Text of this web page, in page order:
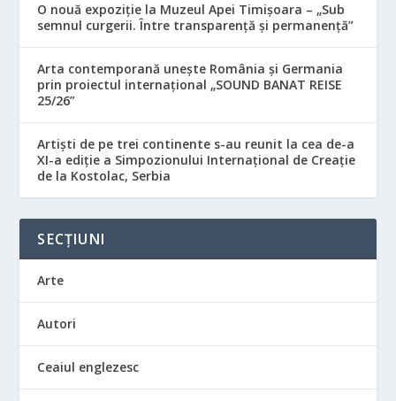
O nouă expoziție la Muzeul Apei Timișoara – „Sub
semnul curgerii. Între transparență și permanență”
Arta contemporană unește România și Germania
prin proiectul internațional „SOUND BANAT REISE
25/26”
Artiști de pe trei continente s-au reunit la cea de-a
XI-a ediție a Simpozionului Internațional de Creație
de la Kostolac, Serbia
SECȚIUNI
Arte
Autori
Ceaiul englezesc